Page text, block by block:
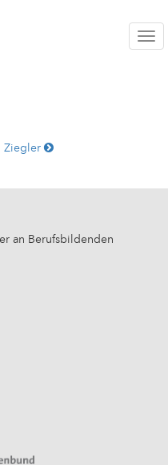
Ziegler
an Berufsbildenden